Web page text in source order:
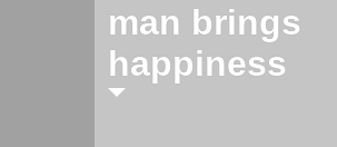
man brings
happiness